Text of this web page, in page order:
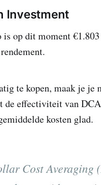
Investment
op dit moment
te kopen, maak je je
effectiviteit van
kosten glad.
Cost Averaging